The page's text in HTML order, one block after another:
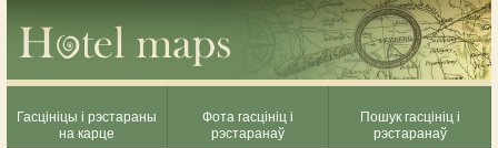
Гасцініцы і рэстараны
на карце
Фота гасцініц і
рэстаранаў
Пошук гасцініц і
рэстаранаў